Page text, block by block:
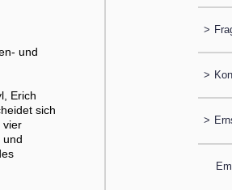
und
Erich
sich
vier
und
>
>
>